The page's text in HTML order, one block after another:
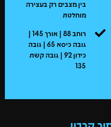
בין מצבים רק בעצירה
מוחלטת
רוחב 88 | אורך 145 |
גובה כיסא 65 | גובה
כידון 92 | גובה קשת
135